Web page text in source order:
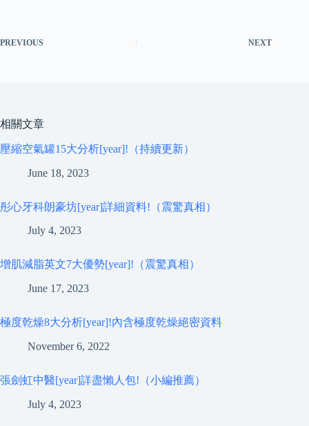
PREVIOUS NEXT
相關文章
壓縮空氣罐15大分析[year]!（持續更新）
June 18, 2023
彤心牙科朗豪坊[year]詳細資料!（震驚真相）
July 4, 2023
增肌減脂英文7大優勢[year]!（震驚真相）
June 17, 2023
極度乾燥8大分析[year]!內含極度乾燥絕密資料
November 6, 2022
張劍虹中醫[year]詳盡懶人包!（小編推薦）
July 4, 2023